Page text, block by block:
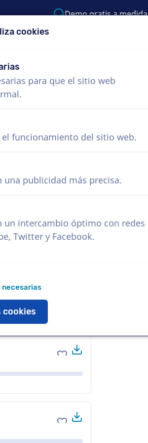
Demo gratis a medida
Agregar a favoritos
Agregar a favoritos
cookies
para que el sitio web
funcionamiento del sitio web.
una publicidad más precisa.
un intercambio óptimo con redes
Twitter y Facebook.
necesarias
cookies